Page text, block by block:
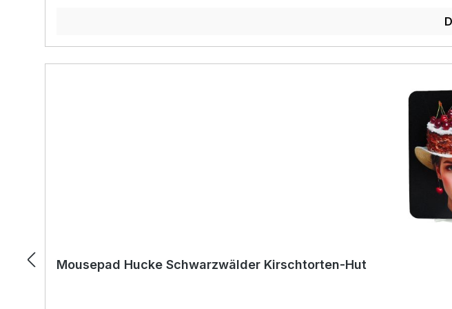
Mousepad Hucke Schwarzwälder Kirschtorten-Hut